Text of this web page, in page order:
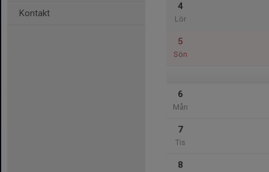
Kontakt
4
Lör
5
Sön
6
Mån
7
Tis
8